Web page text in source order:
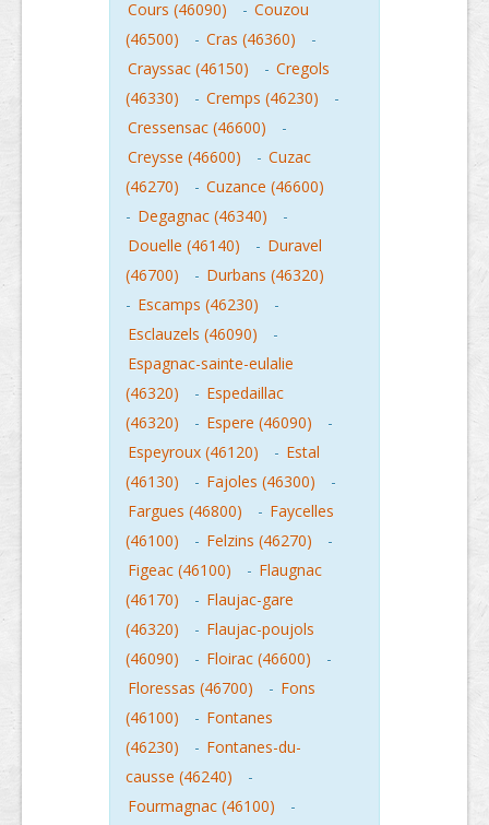
Cours (46090) - Couzou
(46500)
- Cras (46360)
-
Crayssac (46150)
- Cregols
(46330)
- Cremps (46230)
-
Cressensac (46600)
-
Creysse (46600)
- Cuzac
(46270)
- Cuzance (46600)
- Degagnac (46340)
-
Douelle (46140)
- Duravel
(46700)
- Durbans (46320)
- Escamps (46230)
-
Esclauzels (46090)
-
Espagnac-sainte-eulalie
(46320)
- Espedaillac
(46320)
- Espere (46090)
-
Espeyroux (46120)
- Estal
(46130)
- Fajoles (46300)
-
Fargues (46800)
- Faycelles
(46100)
- Felzins (46270)
-
Figeac (46100)
- Flaugnac
(46170)
- Flaujac-gare
(46320)
- Flaujac-poujols
(46090)
- Floirac (46600)
-
Floressas (46700)
- Fons
(46100)
- Fontanes
(46230)
- Fontanes-du-
causse (46240)
-
Fourmagnac (46100)
-